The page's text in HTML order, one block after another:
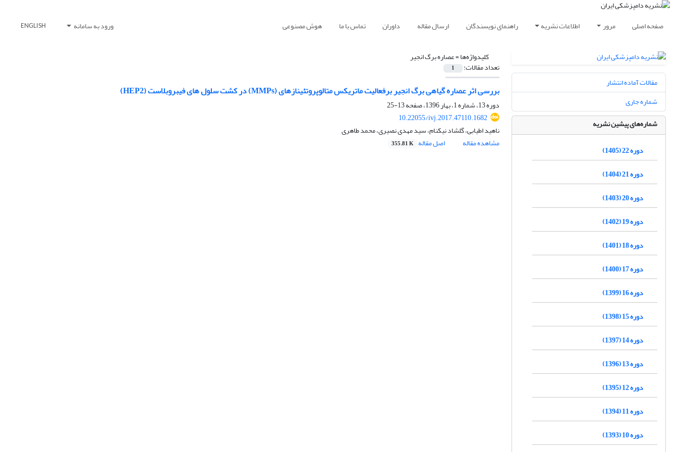
صفحه اصلی مرور اطلاعات نشریه راهنمای نویسندگان ارسال مقاله داوران تماس با ما هوش مصنوعی ورود به سامانه ENGLISH
کلیدواژه‌ها =عصاره برگ انجیر
تعداد مقالات: 1
بررسی اثر عصاره گیاهی برگ انجیر برفعالیت ماتریکس متالوپروتئینازهای (MMPs) در کشت سلول های فیبروبلاست (HEP2)
دوره 13، شماره 1، بهار 1396، صفحه
13-25
10.22055/ivj.2017.47110.1682
ناهید اطیابی، گلشاد نیکنام، سید مهدی نصیری، محمد طاهری
مشاهده مقاله
اصل مقاله 355.81 K
مقالات آماده انتشار
شماره جاری
شماره‌های پیشین نشریه
دوره 22 (1405)
دوره 21 (1404)
دوره 20 (1403)
دوره 19 (1402)
دوره 18 (1401)
دوره 17 (1400)
دوره 16 (1399)
دوره 15 (1398)
دوره 14 (1397)
دوره 13 (1396)
دوره 12 (1395)
دوره 11 (1394)
دوره 10 (1393)